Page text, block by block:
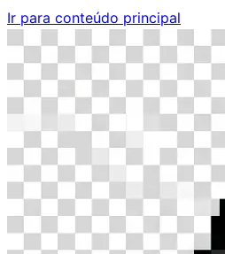
Ir para conteúdo principal